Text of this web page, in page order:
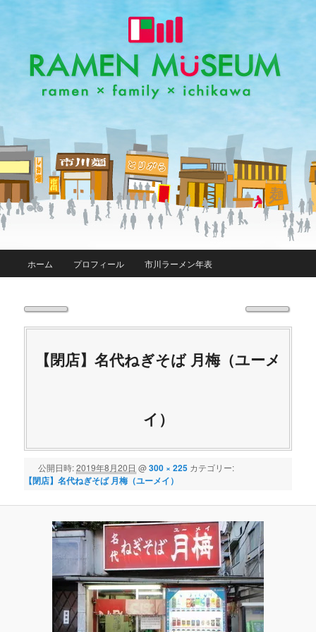
メインコンテンツへ移動
ホーム プロフィール 市川ラーメン年表
画像ナビゲーション
【閉店】名代ねぎそば 月梅（ユーメ
イ）
公開日時:2019年8月20日 @300 × 225 カテゴリー:
【閉店】名代ねぎそば 月梅（ユーメイ）